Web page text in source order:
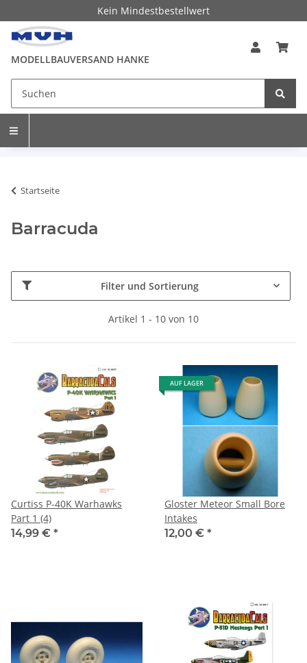
Kein Mindestbestellwert
MODELLBAUVERSAND HANKE
Startseite
Barracuda
Filter und Sortierung
Artikel 1 - 10 von 10
Curtiss P-40K Warhawks
Part 1 (4)
14,99 € *
AUF LAGER
Gloster Meteor Small Bore
Intakes
12,00 € *